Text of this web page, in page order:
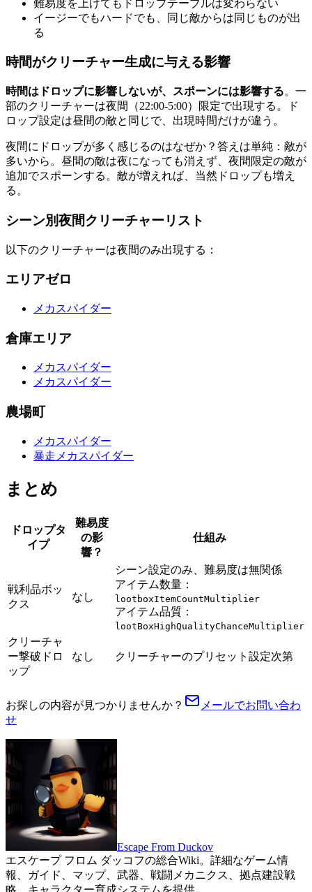
難易度を上げてもドロップテーブルは変わらない
イージーでもハードでも、同じ敵からは同じものが出
る
時間がクリーチャー生成に与える影響
時間はドロップに影響しないが、スポーンには影響する。一
部のクリーチャーは夜間（22:00-5:00）限定で出現する。ド
ロップ設定は昼間の敵と同じで、出現時間だけが違う。
夜間にドロップが多く感じるのはなぜか？答えは単純：敵が
多いから。昼間の敵は夜になっても消えず、夜間限定の敵が
追加でスポーンする。敵が増えれば、当然ドロップも増え
る。
シーン別夜間クリーチャーリスト
以下のクリーチャーは夜間のみ出現する：
エリアゼロ
メカスパイダー
倉庫エリア
メカスパイダー
メカスパイダー
農場町
メカスパイダー
暴走メカスパイダー
まとめ
ドロップタ
イプ
難易度
の影
響？
仕組み
戦利品ボッ
クス
なし
シーン設定のみ、難易度は無関係
アイテム数量：
lootboxItemCountMultiplier
アイテム品質：
lootBoxHighQualityChanceMultiplier
クリーチャ
ー撃破ドロ
ップ
なし クリーチャーのプリセット設定次第
お探しの内容が見つかりませんか？
メールでお問い合わ
せ
Escape From Duckov
エスケープ フロム ダッコフの総合Wiki。詳細なゲーム情
報、ガイド、マップ、武器、戦闘メカニクス、拠点建設戦
略、キャラクター育成システムを提供。